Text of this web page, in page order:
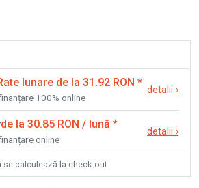
lunare de la 31.92 RON *
100% online
detalii ›
de la 30.85 RON / lună *
online
detalii ›
calculează la check-out